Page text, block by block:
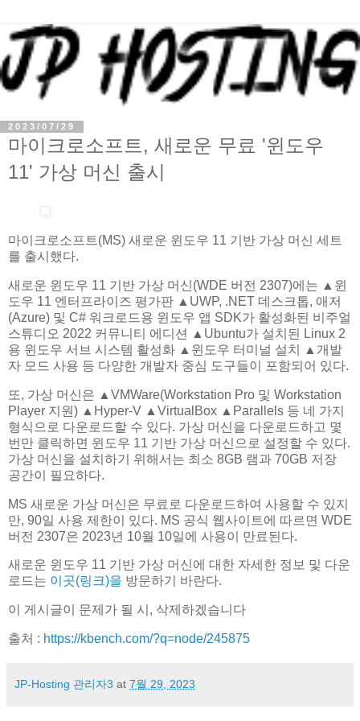
2023/07/29
마이크로소프트, 새로운 무료 '윈도우
11' 가상 머신 출시
마이크로소프트(MS) 새로운 윈도우 11 기반 가상 머신 세트
를 출시했다.
새로운 윈도우 11 기반 가상 머신(WDE 버전 2307)에는 ▲윈
도우 11 엔터프라이즈 평가판 ▲UWP, .NET 데스크톱, 애저
(Azure) 및 C# 워크로드용 윈도우 앱 SDK가 활성화된 비주얼
스튜디오 2022 커뮤니티 에디션 ▲Ubuntu가 설치된 Linux 2
용 윈도우 서브 시스템 활성화 ▲윈도우 터미널 설치 ▲개발
자 모드 사용 등 다양한 개발자 중심 도구들이 포함되어 있다.
또, 가상 머신은 ▲VMWare(Workstation Pro 및 Workstation
Player 지원) ▲Hyper-V ▲VirtualBox ▲Parallels 등 네 가지
형식으로 다운로드할 수 있다. 가상 머신을 다운로드하고 몇
번만 클릭하면 윈도우 11 기반 가상 머신으로 설정할 수 있다.
가상 머신을 설치하기 위해서는 최소 8GB 램과 70GB 저장
공간이 필요하다.
MS 새로운 가상 머신은 무료로 다운로드하여 사용할 수 있지
만, 90일 사용 제한이 있다. MS 공식 웹사이트에 따르면 WDE
버전 2307은 2023년 10월 10일에 사용이 만료된다.
새로운 윈도우 11 기반 가상 머신에 대한 자세한 정보 및 다운
로드는 이곳(링크)을 방문하기 바란다.
이 게시글이 문제가 될 시, 삭제하겠습니다
출처 : https://kbench.com/?q=node/245875
JP-Hosting 관리자3 at 7월 29, 2023